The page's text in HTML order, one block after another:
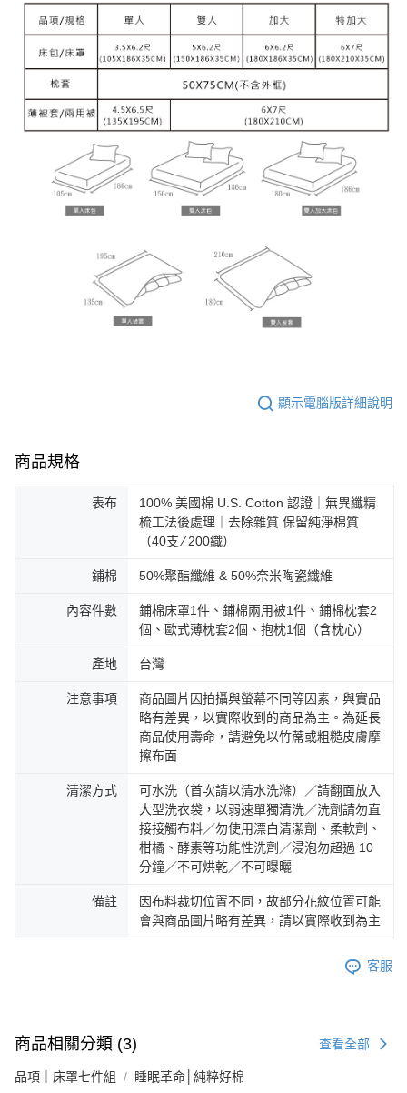
顯示電腦版詳細說明
商品規格
表布
100% 美國棉 U.S. Cotton 認證｜無異纖精
梳工法後處理｜去除雜質 保留純淨棉質
（40支 ∕ 200織）
鋪棉 50%聚酯纖維 & 50%奈米陶瓷纖維
內容件數
鋪棉床罩1件、鋪棉兩用被1件、鋪棉枕套2
個、歐式薄枕套2個、抱枕1個（含枕心）
產地 台灣
注意事項
商品圖片因拍攝與螢幕不同等因素，與實品
略有差異，以實際收到的商品為主。為延長
商品使用壽命，請避免以竹蓆或粗糙皮膚摩
擦布面
清潔方式
可水洗（首次請以清水洗滌）／請翻面放入
大型洗衣袋，以弱速單獨清洗／洗劑請勿直
接接觸布料／勿使用漂白清潔劑、柔軟劑、
柑橘、酵素等功能性洗劑／浸泡勿超過 10
分鐘／不可烘乾／不可曝曬
備註
因布料裁切位置不同，故部分花紋位置可能
會與商品圖片略有差異，請以實際收到為主
客服
商品相關分類 (3) 查看全部
品項｜床罩七件組 睡眠革命│純粹好棉